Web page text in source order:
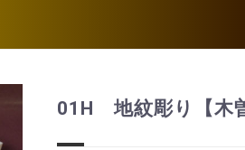
01H 地紋彫り【木